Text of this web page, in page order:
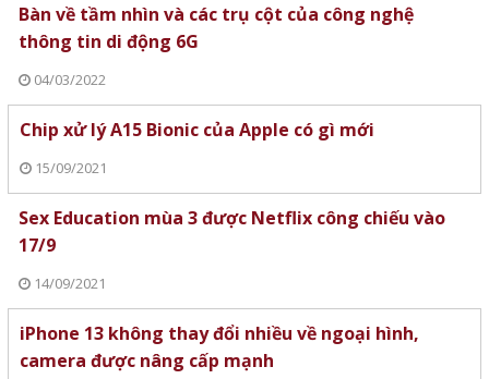
Bàn về tầm nhìn và các trụ cột của công nghệ
thông tin di động 6G
04/03/2022
Chip xử lý A15 Bionic của Apple có gì mới
15/09/2021
Sex Education mùa 3 được Netflix công chiếu vào
17/9
14/09/2021
iPhone 13 không thay đổi nhiều về ngoại hình,
camera được nâng cấp mạnh